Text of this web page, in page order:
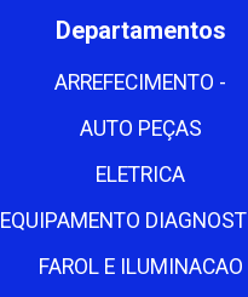
Departamentos
ARREFECIMENTO -
AUTO PEÇAS
ELETRICA
EQUIPAMENTO
FAROL E ILUMINACAO